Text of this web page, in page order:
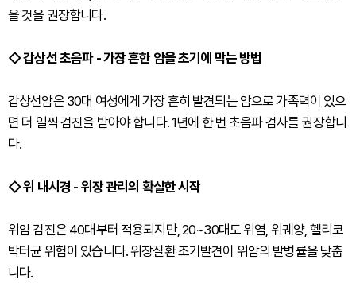
을 것을 권장합니다.
◇ 갑상선 초음파 - 가장 흔한 암을 초기에 막는 방법
갑상선암은 30대 여성에게 가장 흔히 발견되는 암으로 가족력이 있으
면 더 일찍 검진을 받아야 합니다. 1년에 한 번 초음파 검사를 권장합니
다.
◇ 위 내시경 - 위장 관리의 확실한 시작
위암 검진은 40대부터 적용되지만, 20~30대도 위염, 위궤양, 헬리코
박터균 위험이 있습니다. 위장질환 조기발견이 위암의 발병률을 낮춥
니다.